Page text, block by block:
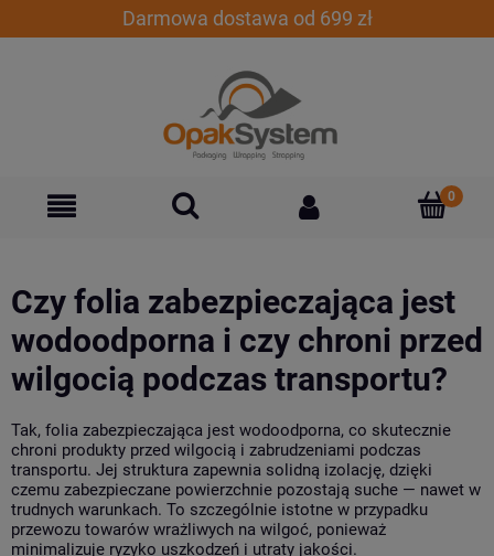
Darmowa dostawa od 699 zł
Czy folia zabezpieczająca jest
wodoodporna i czy chroni przed
wilgocią podczas transportu?
Tak, folia zabezpieczająca jest wodoodporna, co skutecznie
chroni produkty przed wilgocią i zabrudzeniami podczas
transportu. Jej struktura zapewnia solidną izolację, dzięki
czemu zabezpieczane powierzchnie pozostają suche — nawet w
trudnych warunkach. To szczególnie istotne w przypadku
przewozu towarów wrażliwych na wilgoć, ponieważ
minimalizuje ryzyko uszkodzeń i utraty jakości.